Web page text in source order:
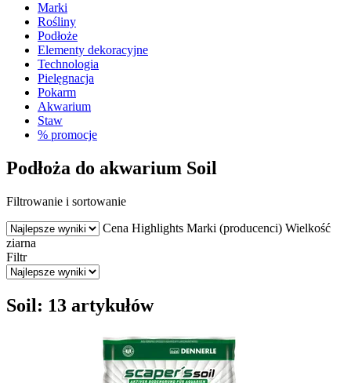
Marki
Rośliny
Podłoże
Elementy dekoracyjne
Technologia
Pielęgnacja
Pokarm
Akwarium
Staw
% promocje
Podłoża do akwarium Soil
Filtrowanie i sortowanie
Cena Highlights Marki (producenci) Wielkość
ziarna
Filtr
Soil: 13 artykułów